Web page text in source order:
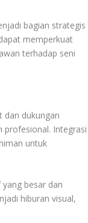
bagian strategis
memperkuat
terhadap seni
dan dukungan
profesional. Integrasi
untuk
besar dan
hiburan visual,